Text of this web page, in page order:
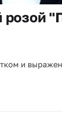
розой
и